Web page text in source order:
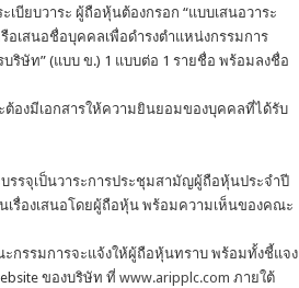
บียบวาระ ผู้ถือหุ้นต้องกรอก “แบบเสนอวาระ
อเสนอชื่อบุคคลเพื่อดำรงตำแหน่งกรรมการ
ริษัท” (แบบ ข.) 1 แบบต่อ 1 รายชื่อ พร้อมลงชื่อ
องมีเอกสารให้ความยินยอมของบุคคลที่ได้รับ
รรจุเป็นวาระการประชุมสามัญผู้ถือหุ้นประจำปี
เรื่องเสนอโดยผู้ถือหุ้น พร้อมความเห็นของคณะ
กรรมการจะแจ้งให้ผู้ถือหุ้นทราบ พร้อมทั้งชี้แจง
ของบริษัท ที่ www.aripplc.com ภายใต้